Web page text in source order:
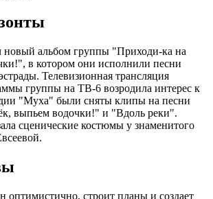
альбом группы "Приходи-ка на
в котором они исполнили песни
Телевизионная трансляция
группы на ТВ-6 возродила интерес к
"Муха" были сняты клипы на песни
выпьем водочки!" и "Вдоль реки".
сценические костюмы у знаменитого
оптимистично, строит планы и создает